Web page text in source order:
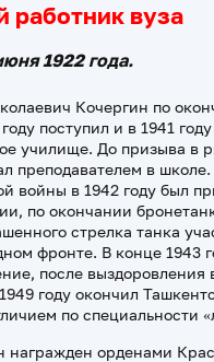
работник вуза
1922 года.
Кочергин по
поступил и в 1941
училище. До призыва в
преподавателем в
войны в 1942 году был
по окончании
стрелка танка
фронте. В конце 1943
после выздоровления
году окончил
по специальности
награжден орденами